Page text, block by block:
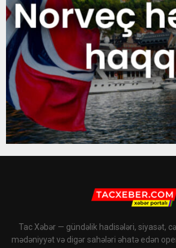
Tac Xəbər — gündəlik hadisələri, siyasət,
mədəniyyət və digər sahələri əhatə edən